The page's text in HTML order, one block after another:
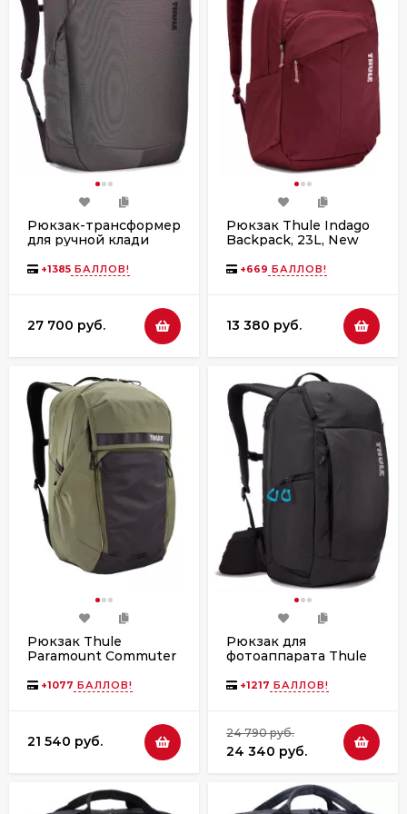
Рюкзак-трансформер
для ручной клади
Vetiver Gray
+1385 БАЛЛОВ!
27 700 руб.
Рюкзак Thule Indago
Backpack, 23L, New
+669 БАЛЛОВ!
13 380 руб.
Рюкзак Thule
Paramount Commuter
+1077 БАЛЛОВ!
21 540 руб.
Рюкзак для
фотоаппарата Thule
Backpack TAC-106
+1217 БАЛЛОВ!
24 790 руб.
24 340 руб.